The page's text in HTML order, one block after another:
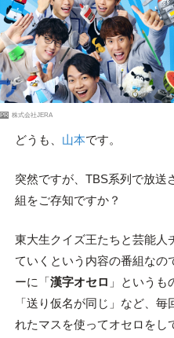
PR 株式会社JERA
どうも、 山本です。
突然ですが、TBS系列で放送
組をご存知ですか？
東大生クイズ王たちと芸能人
ていくという内容の番組なの
ーに「漢字オセロ 」というも
「送り仮名が同じ」など、
れたマスを使ってオセロをし